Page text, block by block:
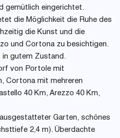
gemütlich eingerichtet.
die Möglichkeit die Ruhe des
die Kunst und die
und Cortona zu besichtigen.
gutem Zustand.
von Portole mit
Cortona mit mehreren
40 Km, Arezzo 40 Km,
ausgestatteter Garten, schönes
2,4 m). Überdachte